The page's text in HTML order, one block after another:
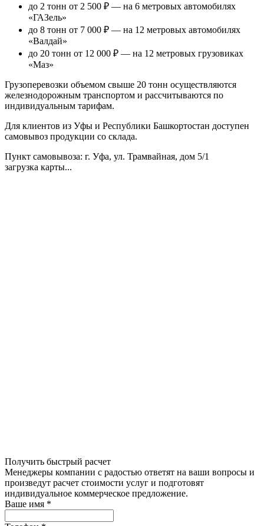
до 2 тонн от 2 500 ₽ — на 6 метровых автомобилях
«ГАЗель»
до 8 тонн от 7 000 ₽ — на 12 метровых автомобилях
«Валдай»
до 20 тонн от 12 000 ₽ — на 12 метровых грузовиках
«Маз»
Грузоперевозки объемом свыше 20 тонн осуществляются
железнодорожным транспортом и рассчитываются по
индивидуальным тарифам.
Для клиентов из Уфы и Республики Башкортостан доступен
самовывоз продукции со склада.
Пункт самовывоза: г. Уфа, ул. Трамвайная, дом 5/1
загрузка карты...
Получить быстрый расчет
Менеджеры компании с радостью ответят на ваши вопросы и
произведут расчет стоимости услуг и подготовят
индивидуальное коммерческое предложение.
Ваше имя *